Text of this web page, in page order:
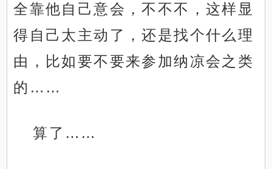
全靠他自己意会，不不不，这样显
得自己太主动了，还是找个什么理
由，比如要不要来参加纳凉会之类
的……
算了……